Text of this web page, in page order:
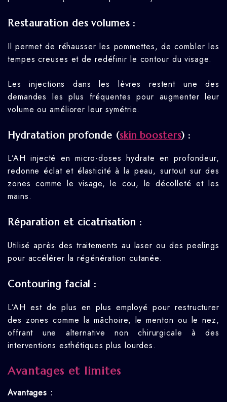
Restauration des volumes :
Il permet de réhausser les pommettes, de combler les
tempes creuses et de redéfinir le contour du visage.
Les injections dans les lèvres restent une des
demandes les plus fréquentes pour augmenter leur
volume ou améliorer leur symétrie.
Hydratation profonde (skin boosters) :
L’AH injecté en micro-doses hydrate en profondeur,
redonne éclat et élasticité à la peau, surtout sur des
zones comme le visage, le cou, le décolleté et les
mains.
Réparation et cicatrisation :
Utilisé après des traitements au laser ou des peelings
pour accélérer la régénération cutanée.
Contouring facial :
L’AH est de plus en plus employé pour restructurer
des zones comme la mâchoire, le menton ou le nez,
offrant une alternative non chirurgicale à des
interventions esthétiques plus lourdes.
Avantages et limites
Avantages :